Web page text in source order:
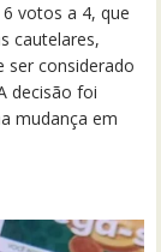
votos a 4, que
cautelares,
considerado
decisão foi
mudança em